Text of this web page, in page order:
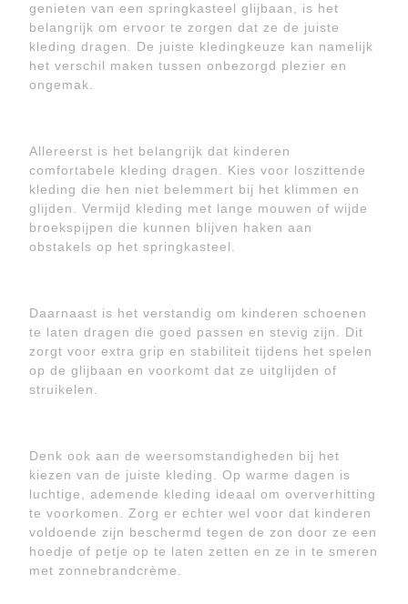
genieten van een springkasteel glijbaan, is het
belangrijk om ervoor te zorgen dat ze de juiste
kleding dragen. De juiste kledingkeuze kan namelijk
het verschil maken tussen onbezorgd plezier en
ongemak.
Allereerst is het belangrijk dat kinderen
comfortabele kleding dragen. Kies voor loszittende
kleding die hen niet belemmert bij het klimmen en
glijden. Vermijd kleding met lange mouwen of wijde
broekspijpen die kunnen blijven haken aan
obstakels op het springkasteel.
Daarnaast is het verstandig om kinderen schoenen
te laten dragen die goed passen en stevig zijn. Dit
zorgt voor extra grip en stabiliteit tijdens het spelen
op de glijbaan en voorkomt dat ze uitglijden of
struikelen.
Denk ook aan de weersomstandigheden bij het
kiezen van de juiste kleding. Op warme dagen is
luchtige, ademende kleding ideaal om oververhitting
te voorkomen. Zorg er echter wel voor dat kinderen
voldoende zijn beschermd tegen de zon door ze een
hoedje of petje op te laten zetten en ze in te smeren
met zonnebrandcrème.